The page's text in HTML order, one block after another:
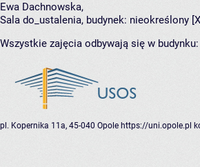
Ewa Dachnowska,
Sala do_ustalenia, budynek: nieokreślony
Wszystkie zajęcia odbywają się w budynku:
pl. Kopernika 11a, 45-040 Opole https://uni.opole.pl